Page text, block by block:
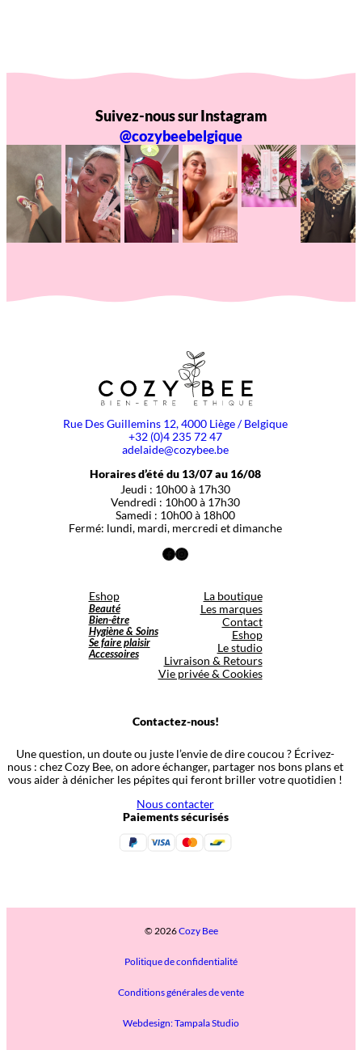
Suivez-nous sur Instagram
@cozybeebelgique
Rue Des Guillemins 12, 4000 Liège / Belgique
+32 (0)4 235 72 47
adelaide@cozybee.be
Horaires d’été du 13/07 au 16/08
Jeudi : 10h00 à 17h30
Vendredi : 10h00 à 17h30
Samedi : 10h00 à 18h00
Fermé: lundi, mardi, mercredi et dimanche
Facebook
Instagram
Eshop
Beauté
Bien-être
Hygiène & Soins
Se faire plaisir
Accessoires
La boutique
Les marques
Contact
Eshop
Le studio
Livraison & Retours
Vie privée & Cookies
Contactez-nous!
Une question, un doute ou juste l’envie de dire coucou ? Écrivez-
nous : chez Cozy Bee, on adore échanger, partager nos bons plans et
vous aider à dénicher les pépites qui feront briller votre quotidien !
Nous contacter
Paiements sécurisés
© 2026Cozy Bee
Politique de confidentialité
Conditions générales de vente
Webdesign: Tampala Studio